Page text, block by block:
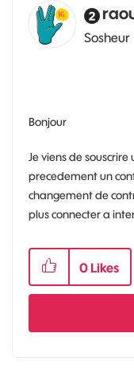
Sosheur
Bonjour
Je viens de
precedement un
changement de
plus connecter a
0 Likes